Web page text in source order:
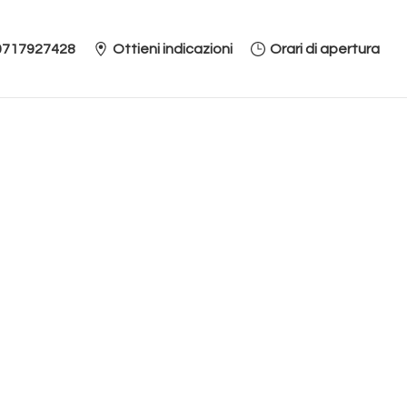
Ottieni indicazioni Orari di apertura